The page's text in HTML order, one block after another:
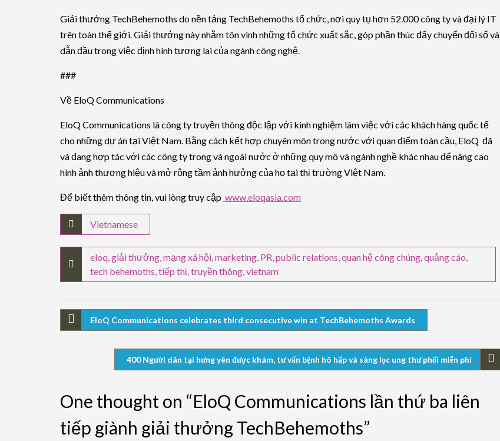
Giải thưởng TechBehemoths do nền tảng TechBehemoths tổ chức, nơi quy tụ hơn 52.000 công ty và đại lý IT
trên toàn thế giới. Giải thưởng này nhằm tôn vinh những tổ chức xuất sắc, góp phần thúc đẩy chuyển đổi số và
dẫn đầu trong việc định hình tương lai của ngành công nghệ.
###
Về EloQ Communications
EloQ Communications là công ty truyền thông độc lập với kinh nghiệm làm việc với các khách hàng quốc tế
cho những dự án tại Việt Nam. Bằng cách kết hợp chuyên môn trong nước với quan điểm toàn cầu, EloQ đã
và đang hợp tác với các công ty trong và ngoài nước ở những quy mô và ngành nghề khác nhau để nâng cao
hình ảnh thương hiệu và mở rộng tầm ảnh hưởng của họ tại thị trường Việt Nam.
Để biết thêm thông tin, vui lòng truy cập www.eloqasia.com
Vietnamese
eloq,giải thưởng,mạng xã hội,marketing, PR,public relations,quan hệ công chúng,quảng cáo,
tech behemoths,tiếp thị,truyền thông,vietnam
EloQ Communications celebrates third consecutive win at TechBehemoths Awards
400 Người dân tại hưng yên được khám, tư vấn bệnh hô hấp và sàng lọc ung thư phổi miễn phí
One thought on “EloQ Communications lần thứ ba liên
tiếp giành giải thưởng TechBehemoths”